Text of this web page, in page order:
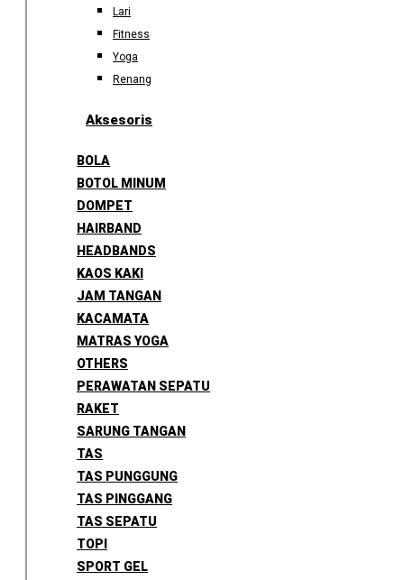
Lari
Fitness
Yoga
Renang
Aksesoris
BOLA
BOTOL MINUM
DOMPET
HAIRBAND
HEADBANDS
KAOS KAKI
JAM TANGAN
KACAMATA
MATRAS YOGA
OTHERS
PERAWATAN SEPATU
RAKET
SARUNG TANGAN
TAS
TAS PUNGGUNG
TAS PINGGANG
TAS SEPATU
TOPI
SPORT GEL